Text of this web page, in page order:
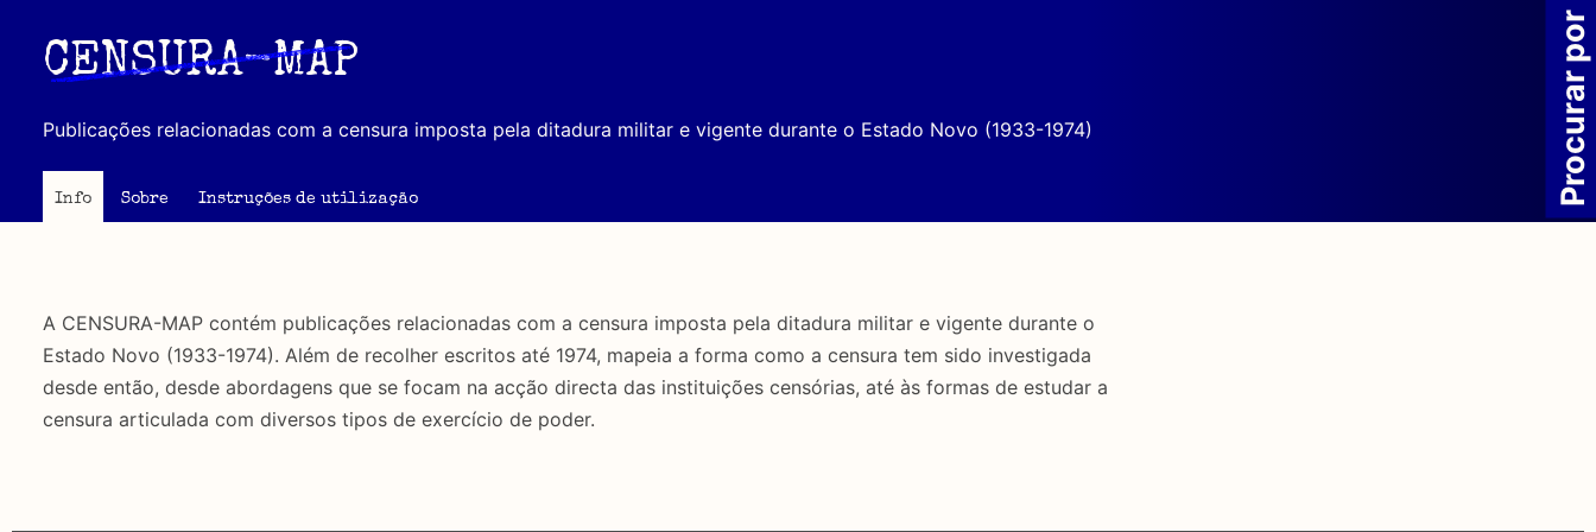
principal
CENSURA-MAP
Publicações relacionadas com a censura imposta pela ditadura militar e vigente durante o Estado Novo (1933-1974)
Info Sobre Instruções de utilização
A CENSURA-MAP contém publicações relacionadas com a censura imposta pela ditadura militar e vigente durante o
Estado Novo (1933-1974). Além de recolher escritos até 1974, mapeia a forma como a censura tem sido investigada
desde então, desde abordagens que se focam na acção directa das instituições censórias, até às formas de estudar a
censura articulada com diversos tipos de exercício de poder.
Procurar por